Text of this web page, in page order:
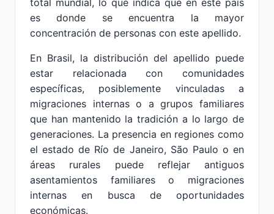
total mundial, lo que indica que en este país
es donde se encuentra la mayor
concentración de personas con este apellido.
En Brasil, la distribución del apellido puede
estar relacionada con comunidades
específicas, posiblemente vinculadas a
migraciones internas o a grupos familiares
que han mantenido la tradición a lo largo de
generaciones. La presencia en regiones como
el estado de Río de Janeiro, São Paulo o en
áreas rurales puede reflejar antiguos
asentamientos familiares o migraciones
internas en busca de oportunidades
económicas.